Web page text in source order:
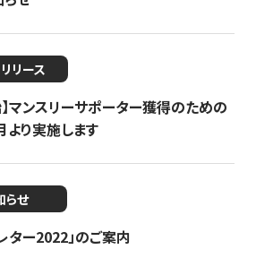
リース
マンスリーサポーター獲得のための
り実施します
らせ
ター2022」のご案内